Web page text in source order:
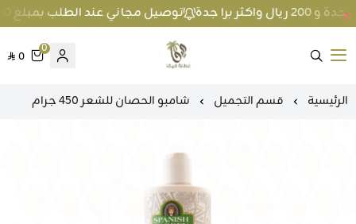
توصيل مجاني عند الطلب بمبلغ 100 ريال واكثر داخل جدة و 200 ريال واكثر برا جدة
متجر عطارة فيفا
0
0
الرئيسية قسم التجميل شامبو الحصان للشعر 450 جرام